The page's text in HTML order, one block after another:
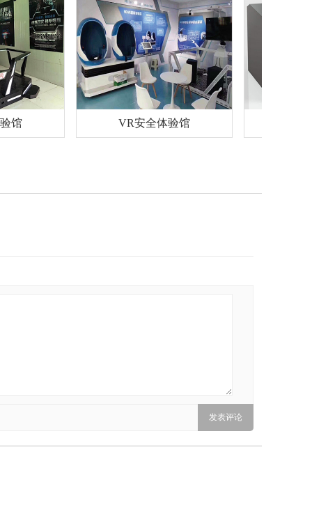
VR安全体验馆